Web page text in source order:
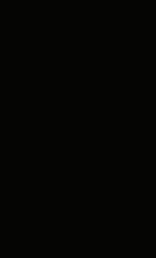
회원